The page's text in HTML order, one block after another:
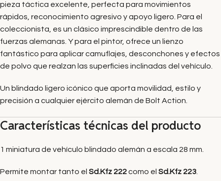
pieza táctica excelente, perfecta para movimientos
rápidos, reconocimiento agresivo y apoyo ligero. Para el
coleccionista, es un clásico imprescindible dentro de las
fuerzas alemanas. Y para el pintor, ofrece un lienzo
fantástico para aplicar camuflajes, desconchones y efectos
de polvo que realzan las superficies inclinadas del vehículo.
Un blindado ligero icónico que aporta movilidad, estilo y
precisión a cualquier ejército alemán de Bolt Action.
Características técnicas del producto
1 miniatura de vehículo blindado alemán a escala 28 mm.
Permite montar tanto el Sd.Kfz 222como el Sd.Kfz 223